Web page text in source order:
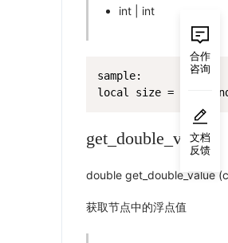
int | int
sample:
local size =
get_double_value
double get_double_value
获取节点中的浮点值
合作
咨询
文档
反馈